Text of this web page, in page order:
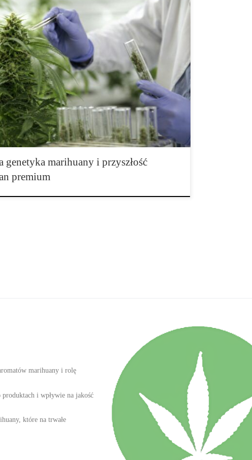
genetyczne w świecie konopi Świat konopi w
transformację, która wykracza daleko poza klasyczne
Dawniej rozwój nowych odmian opierał się przede
breederów, obserwacji fenotypów, selekcji najlepszych
krzyżowaniu wybranych linii. Dziś coraz większe
genetyka marihuany i przyszłość
premium
marihuany i rolę
i wpływie na jakość
które na trwałe